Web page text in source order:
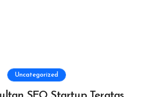
Uncategorized